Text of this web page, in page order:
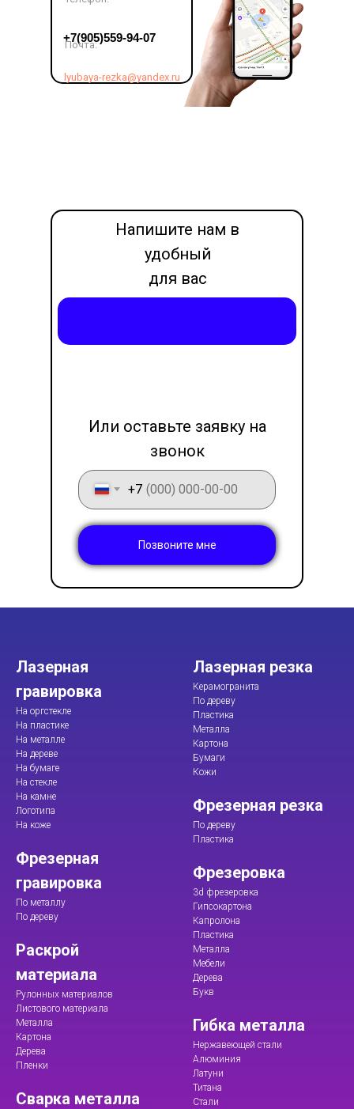
+7
Позвоните мне
Напишите нам в
удобный
для вас
месседжер
Или оставьте заявку на
звонок
+7(905)559-94-07
Почта:
lyubaya-rezka@yandex.ru
Лазерная
гравировка
На оргстекле
На пластике
На металле
На дереве
На бумаге
На стекле
На камне
Логотипа
На коже
Фрезерная
гравировка
По металлу
По дереву
Раскрой
материала
Рулонных материалов
Листового материала
Металла
Картона
Дерева
Пленки
Сварка металла
Лазерная резка
Керамогранита
По дереву
Пластика
Металла
Картона
Бумаги
Кожи
Фрезерная резка
По дереву
Пластика
Фрезеровка
3d фрезеровка
Гипсокартона
Капролона
Пластика
Металла
Мебели
Дерева
Букв
Гибка металла
Нержавеющей стали
Алюминия
Латуни
Титана
Стали